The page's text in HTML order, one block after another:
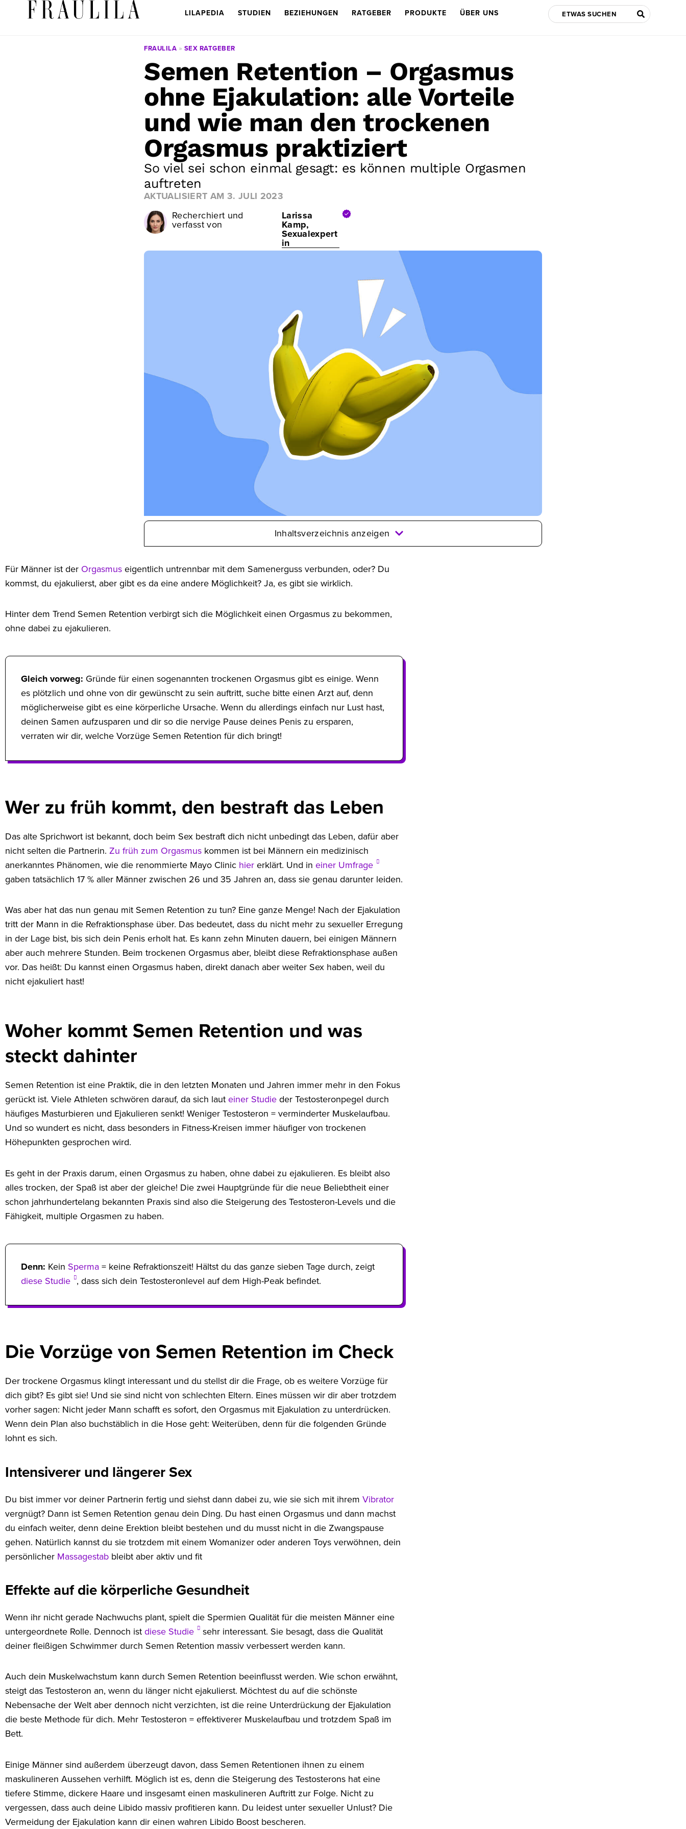
LILAPEDIA STUDIEN BEZIEHUNGEN RATGEBER PRODUKTE ÜBER UNS
FRAULILA » SEX RATGEBER
Semen Retention – Orgasmus
ohne Ejakulation: alle Vorteile
und wie man den trockenen
Orgasmus praktiziert
So viel sei schon einmal gesagt: es können multiple Orgasmen
auftreten
AKTUALISIERT AM 3. JULI 2023
Recherchiert und
verfasst von
Larissa
Kamp,
Sexualexpert
in
Inhaltsverzeichnis anzeigen
Für Männer ist der Orgasmus eigentlich untrennbar mit dem Samenerguss verbunden, oder? Du
kommst, du ejakulierst, aber gibt es da eine andere Möglichkeit? Ja, es gibt sie wirklich.
Hinter dem Trend Semen Retention verbirgt sich die Möglichkeit einen Orgasmus zu bekommen,
ohne dabei zu ejakulieren.
Gleich vorweg: Gründe für einen sogenannten trockenen Orgasmus gibt es einige. Wenn
es plötzlich und ohne von dir gewünscht zu sein auftritt, suche bitte einen Arzt auf, denn
möglicherweise gibt es eine körperliche Ursache. Wenn du allerdings einfach nur Lust hast,
deinen Samen aufzusparen und dir so die nervige Pause deines Penis zu ersparen,
verraten wir dir, welche Vorzüge Semen Retention für dich bringt!
Wer zu früh kommt, den bestraft das Leben
Das alte Sprichwort ist bekannt, doch beim Sex bestraft dich nicht unbedingt das Leben, dafür aber
nicht selten die Partnerin. Zu früh zum Orgasmus kommen ist bei Männern ein medizinisch
anerkanntes Phänomen, wie die renommierte Mayo Clinic hier erklärt. Und in einer Umfrage
gaben tatsächlich 17 % aller Männer zwischen 26 und 35 Jahren an, dass sie genau darunter leiden.
Was aber hat das nun genau mit Semen Retention zu tun? Eine ganze Menge! Nach der Ejakulation
tritt der Mann in die Refraktionsphase über. Das bedeutet, dass du nicht mehr zu sexueller Erregung
in der Lage bist, bis sich dein Penis erholt hat. Es kann zehn Minuten dauern, bei einigen Männern
aber auch mehrere Stunden. Beim trockenen Orgasmus aber, bleibt diese Refraktionsphase außen
vor. Das heißt: Du kannst einen Orgasmus haben, direkt danach aber weiter Sex haben, weil du
nicht ejakuliert hast!
Woher kommt Semen Retention und was
steckt dahinter
Semen Retention ist eine Praktik, die in den letzten Monaten und Jahren immer mehr in den Fokus
gerückt ist. Viele Athleten schwören darauf, da sich laut einer Studie der Testosteronpegel durch
häufiges Masturbieren und Ejakulieren senkt! Weniger Testosteron = verminderter Muskelaufbau.
Und so wundert es nicht, dass besonders in Fitness-Kreisen immer häufiger von trockenen
Höhepunkten gesprochen wird.
Es geht in der Praxis darum, einen Orgasmus zu haben, ohne dabei zu ejakulieren. Es bleibt also
alles trocken, der Spaß ist aber der gleiche! Die zwei Hauptgründe für die neue Beliebtheit einer
schon jahrhundertelang bekannten Praxis sind also die Steigerung des Testosteron-Levels und die
Fähigkeit, multiple Orgasmen zu haben.
Denn: Kein Sperma = keine Refraktionszeit! Hältst du das ganze sieben Tage durch, zeigt
diese Studie , dass sich dein Testosteronlevel auf dem High-Peak befindet.
Die Vorzüge von Semen Retention im Check
Der trockene Orgasmus klingt interessant und du stellst dir die Frage, ob es weitere Vorzüge für
dich gibt? Es gibt sie! Und sie sind nicht von schlechten Eltern. Eines müssen wir dir aber trotzdem
vorher sagen: Nicht jeder Mann schafft es sofort, den Orgasmus mit Ejakulation zu unterdrücken.
Wenn dein Plan also buchstäblich in die Hose geht: Weiterüben, denn für die folgenden Gründe
lohnt es sich.
Intensiverer und längerer Sex
Du bist immer vor deiner Partnerin fertig und siehst dann dabei zu, wie sie sich mit ihrem Vibrator
vergnügt? Dann ist Semen Retention genau dein Ding. Du hast einen Orgasmus und dann machst
du einfach weiter, denn deine Erektion bleibt bestehen und du musst nicht in die Zwangspause
gehen. Natürlich kannst du sie trotzdem mit einem Womanizer oder anderen Toys verwöhnen, dein
persönlicher Massagestab bleibt aber aktiv und fit
Effekte auf die körperliche Gesundheit
Wenn ihr nicht gerade Nachwuchs plant, spielt die Spermien Qualität für die meisten Männer eine
untergeordnete Rolle. Dennoch ist diese Studie
sehr interessant. Sie besagt, dass die Qualität
deiner fleißigen Schwimmer durch Semen Retention massiv verbessert werden kann.
Auch dein Muskelwachstum kann durch Semen Retention beeinflusst werden. Wie schon erwähnt,
steigt das Testosteron an, wenn du länger nicht ejakulierst. Möchtest du auf die schönste
Nebensache der Welt aber dennoch nicht verzichten, ist die reine Unterdrückung der Ejakulation
die beste Methode für dich. Mehr Testosteron = effektiverer Muskelaufbau und trotzdem Spaß im
Bett.
Einige Männer sind außerdem überzeugt davon, dass Semen Retentionen ihnen zu einem
maskulineren Aussehen verhilft. Möglich ist es, denn die Steigerung des Testosterons hat eine
tiefere Stimme, dickere Haare und insgesamt einen maskulineren Auftritt zur Folge. Nicht zu
vergessen, dass auch deine Libido massiv profitieren kann. Du leidest unter sexueller Unlust? Die
Vermeidung der Ejakulation kann dir einen wahren Libido Boost bescheren.